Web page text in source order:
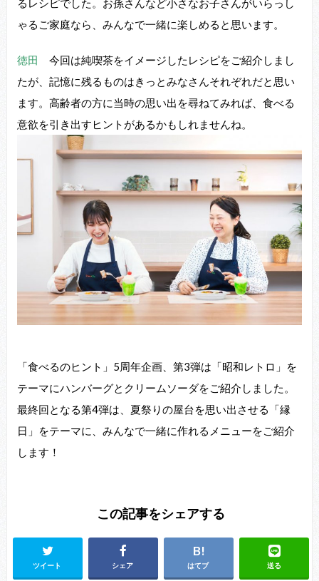
るレシピでした。お孫さんなど⼩さなお⼦さんがいらっし
ゃるご家庭なら、みんなで⼀緒に楽しめると思います。
徳田 今回は純喫茶をイメージしたレシピをご紹介しまし
たが、記憶に残るものはきっとみなさんそれぞれだと思い
ます。⾼齢者の⽅に当時の思い出を尋ねてみれば、⾷べる
意欲を引き出すヒントがあるかもしれませんね。
「⾷べるのヒント」5周年企画、第3弾は「昭和レトロ」を
テーマにハンバーグとクリームソーダをご紹介しました。
最終回となる第4弾は、夏祭りの屋台を思い出させる「縁
⽇」をテーマに、みんなで⼀緒に作れるメニューをご紹介
します！
この記事をシェアする
ツイート シェア はてブ 送る